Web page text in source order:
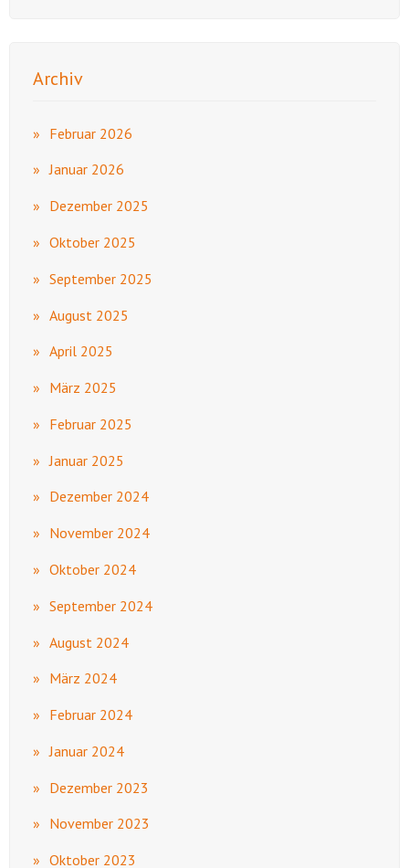
Archiv
Februar 2026
Januar 2026
Dezember 2025
Oktober 2025
September 2025
August 2025
April 2025
März 2025
Februar 2025
Januar 2025
Dezember 2024
November 2024
Oktober 2024
September 2024
August 2024
März 2024
Februar 2024
Januar 2024
Dezember 2023
November 2023
Oktober 2023